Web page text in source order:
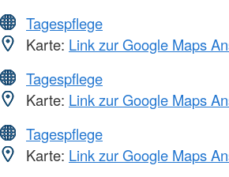
Tagespflege
Karte: Link zur Google Maps
Tagespflege
Karte: Link zur Google Maps
Tagespflege
Karte: Link zur Google Maps